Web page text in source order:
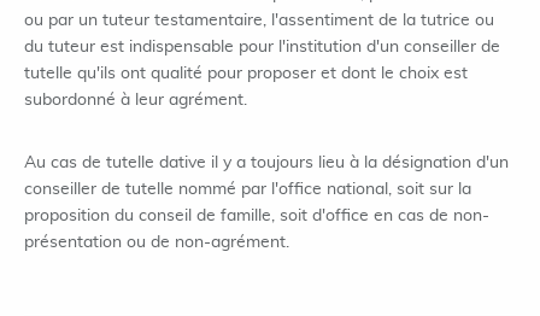
ou par un tuteur testamentaire, l'assentiment de la tutrice ou
du tuteur est indispensable pour l'institution d'un conseiller de
tutelle qu'ils ont qualité pour proposer et dont le choix est
subordonné à leur agrément.
Au cas de tutelle dative il y a toujours lieu à la désignation d'un
conseiller de tutelle nommé par l'office national, soit sur la
proposition du conseil de famille, soit d'office en cas de non-
présentation ou de non-agrément.